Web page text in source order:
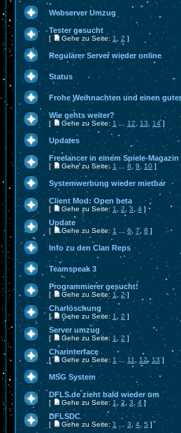
Webserver Umzug
Tester gesucht
[ Gehe zu Seite: 1 2 ]
Regulärer Server wieder online
Status
Frohe Weihnachten und einen
Wie gehts weiter?
[ Gehe zu Seite: 1 ... 12 ,13 14]
Updates
Freelancer in einem Spiele-Magazin
[ Gehe zu Seite: 1 8 9 10]
Systemwerbung wieder mietbar
Client Mod: Open beta
[ Gehe zu Seite: 1 2 ,3 4 ]
Update
[ Gehe zu Seite: 1 ... 6, 7, 8 ]
Info zu den Clan Reps
Teamspeak 3
Programmierer gesucht!
[ Gehe zu Seite: 1 2]
Charlöschung
[ Gehe zu Seite: 1 ,2 ]
Server umzug
[ Gehe zu Seite: 1 ,2 ]
Charinterface
[ Gehe zu Seite: 1 11 12, 13]
MSG System
DFLS.de zieht bald wieder um
[ Gehe zu Seite: 1 2 3 4 ]
DFLSDC
[ Gehe zu Seite:1 3 , 4 5 ]